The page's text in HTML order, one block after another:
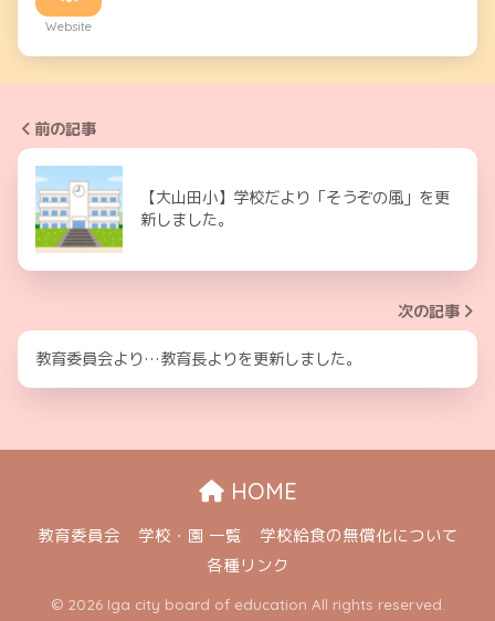
Website
前の記事
【大山田小】学校だより「そうぞの風」を更
新しました。
次の記事
教育委員会より…教育長よりを更新しました。
HOME
教育委員会 学校・園 一覧
学校給食の無償化について
各種リンク
© 2026 Iga city board of education All rights reserved.